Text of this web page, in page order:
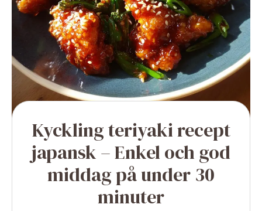
Kyckling teriyaki recept
japansk – Enkel och god
middag på under 30
minuter